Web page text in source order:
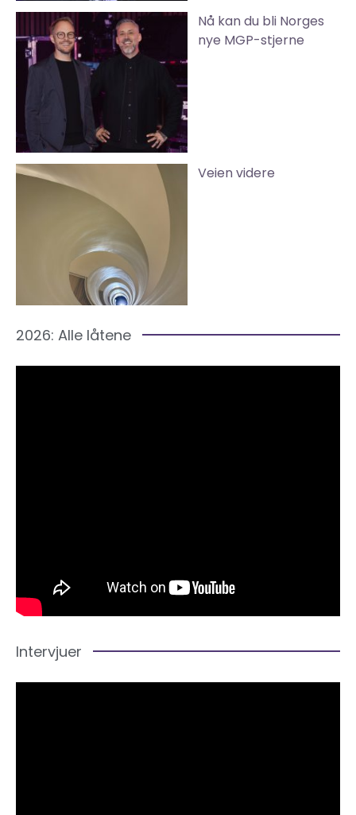
Nå kan du bli Norges
nye MGP-stjerne
Veien videre
2026: Alle låtene
Intervjuer